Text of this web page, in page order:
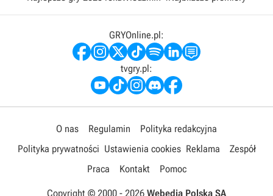
GRYOnline.pl:
tvgry.pl:
O nas Regulamin
Polityka redakcyjna
Polityka prywatności Ustawienia cookies Reklama
Zespół
Praca
Kontakt Pomoc
Copyright © 2000 - 2026 Webedia Polska SA